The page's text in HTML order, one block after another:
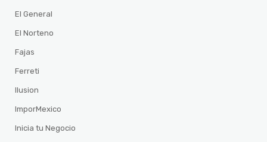
El General
El Norteno
Fajas
Ferreti
Ilusion
ImporMexico
Inicia tu Negocio